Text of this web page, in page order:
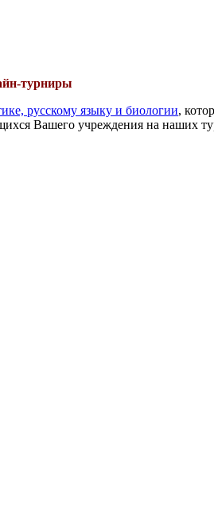
турниры
русскому языку и биологии,
Вашего учреждения на наших